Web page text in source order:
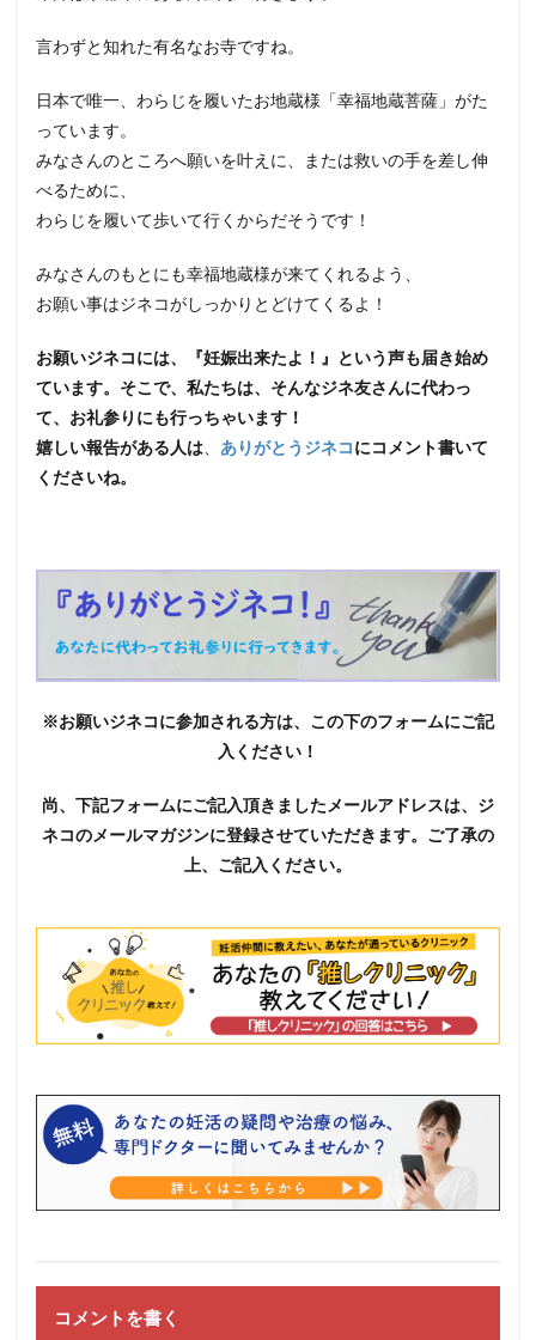
言わずと知れた有名なお寺ですね。
日本で唯一、わらじを履いたお地蔵様「幸福地蔵菩薩」がた
っています。
みなさんのところへ願いを叶えに、または救いの手を差し伸
べるために、
わらじを履いて歩いて行くからだそうです！
みなさんのもとにも幸福地蔵様が来てくれるよう、
お願い事はジネコがしっかりとどけてくるよ！
お願いジネコには、『妊娠出来たよ！』という声も届き始め
ています。 そこで、私たちは、そんなジネ友さんに代わっ
て、お礼参りにも行っちゃいます！
嬉しい報告がある人は
ありがとうジネコにコメント書いて
くださいね。
※お願いジネコに参加される方は、この下のフォームにご記
入ください！
尚、下記フォームにご記入頂きましたメールアドレスは、ジ
ネコのメールマガジンに登録させていただきます。ご了承の
上、ご記入ください。
コメントを書く